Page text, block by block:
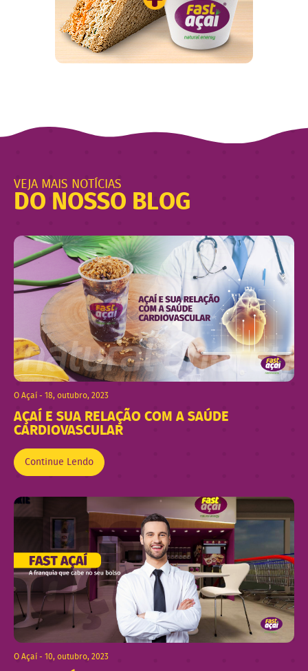
VEJA MAIS NOTÍCIAS
DO NOSSO BLOG
O Açaí - 18, outubro, 2023
AÇAÍ E SUA RELAÇÃO COM A SAÚDE
CARDIOVASCULAR
Continue Lendo
O Açaí - 10, outubro, 2023